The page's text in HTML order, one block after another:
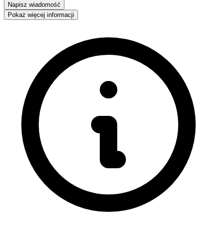
Napisz wiadomość
Pokaż więcej informacji